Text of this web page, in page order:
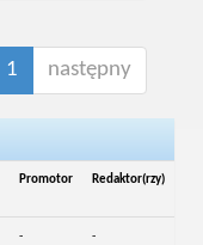
1 następny
Promotor Redaktor(rzy)
- -